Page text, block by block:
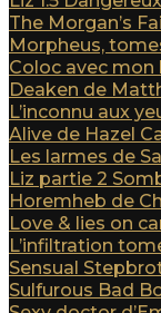
The Morgan’s
Morpheus,
Coloc avec mon
Deaken de
L’inconnu aux
Alive de Hazel
Les larmes de
Liz partie 2
Horemheb de
Love & lies on
L’infiltration
Sensual
Sulfurous Bad